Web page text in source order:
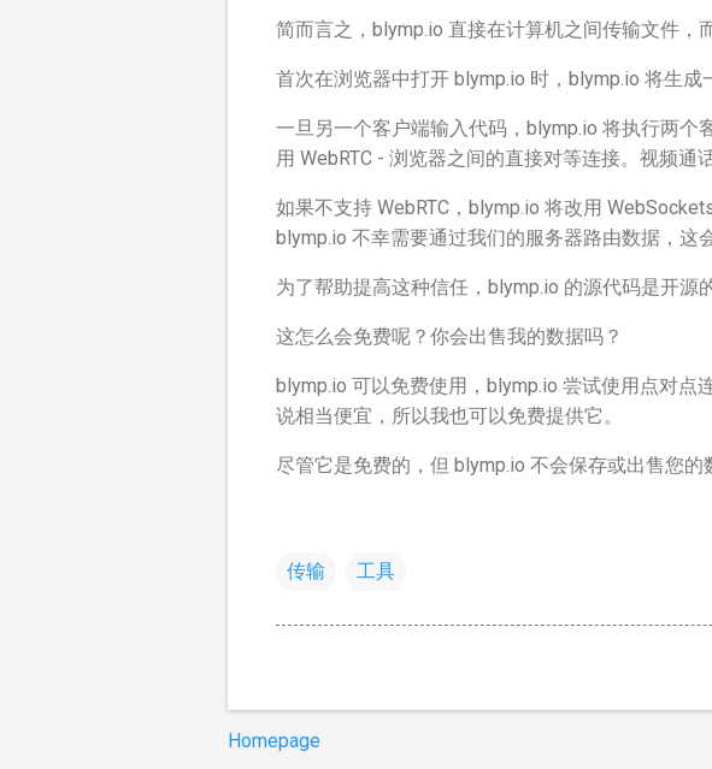
简而言之，blymp.io 直接在计算机之间传输文件，
首次在浏览器中打开 blymp.io 时，blymp.io 将生成
一旦另一个客户端输入代码，blymp.io 将执行两
用 WebRTC - 浏览器之间的直接对等连接。视频通
如果不支持 WebRTC，blymp.io 将改用
blymp.io 不幸需要通过我们的服务器路由数据，这
为了帮助提高这种信任，blymp.io 的源代码是开源
这怎么会免费呢？你会出售我的数据吗？
blymp.io 可以免费使用，blymp.io 尝试使用点对
说相当便宜，所以我也可以免费提供它。
尽管它是免费的，但 blymp.io 不会保存或出售您的
传输 工具
Homepage